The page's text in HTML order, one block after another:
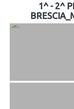
1^ - 2^